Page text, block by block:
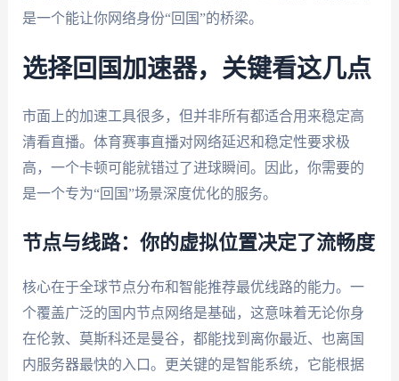
是一个能让你网络身份“回国”的桥梁。
选择回国加速器，关键看这几点
市面上的加速工具很多，但并非所有都适合用来稳定高
清看直播。体育赛事直播对网络延迟和稳定性要求极
高，一个卡顿可能就错过了进球瞬间。因此，你需要的
是一个专为“回国”场景深度优化的服务。
节点与线路：你的虚拟位置决定了流畅度
核心在于全球节点分布和智能推荐最优线路的能力。一
个覆盖广泛的国内节点网络是基础，这意味着无论你身
在伦敦、莫斯科还是曼谷，都能找到离你最近、也离国
内服务器最快的入口。更关键的是智能系统，它能根据